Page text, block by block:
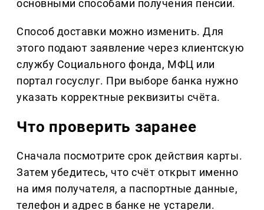
основными способами получения пенсии.
Способ доставки можно изменить. Для
этого подают заявление через клиентскую
службу Социального фонда, МФЦ или
портал госуслуг. При выборе банка нужно
указать корректные реквизиты счёта.
Что проверить заранее
Сначала посмотрите срок действия карты.
Затем убедитесь, что счёт открыт именно
на имя получателя, а паспортные данные,
телефон и адрес в банке не устарели.